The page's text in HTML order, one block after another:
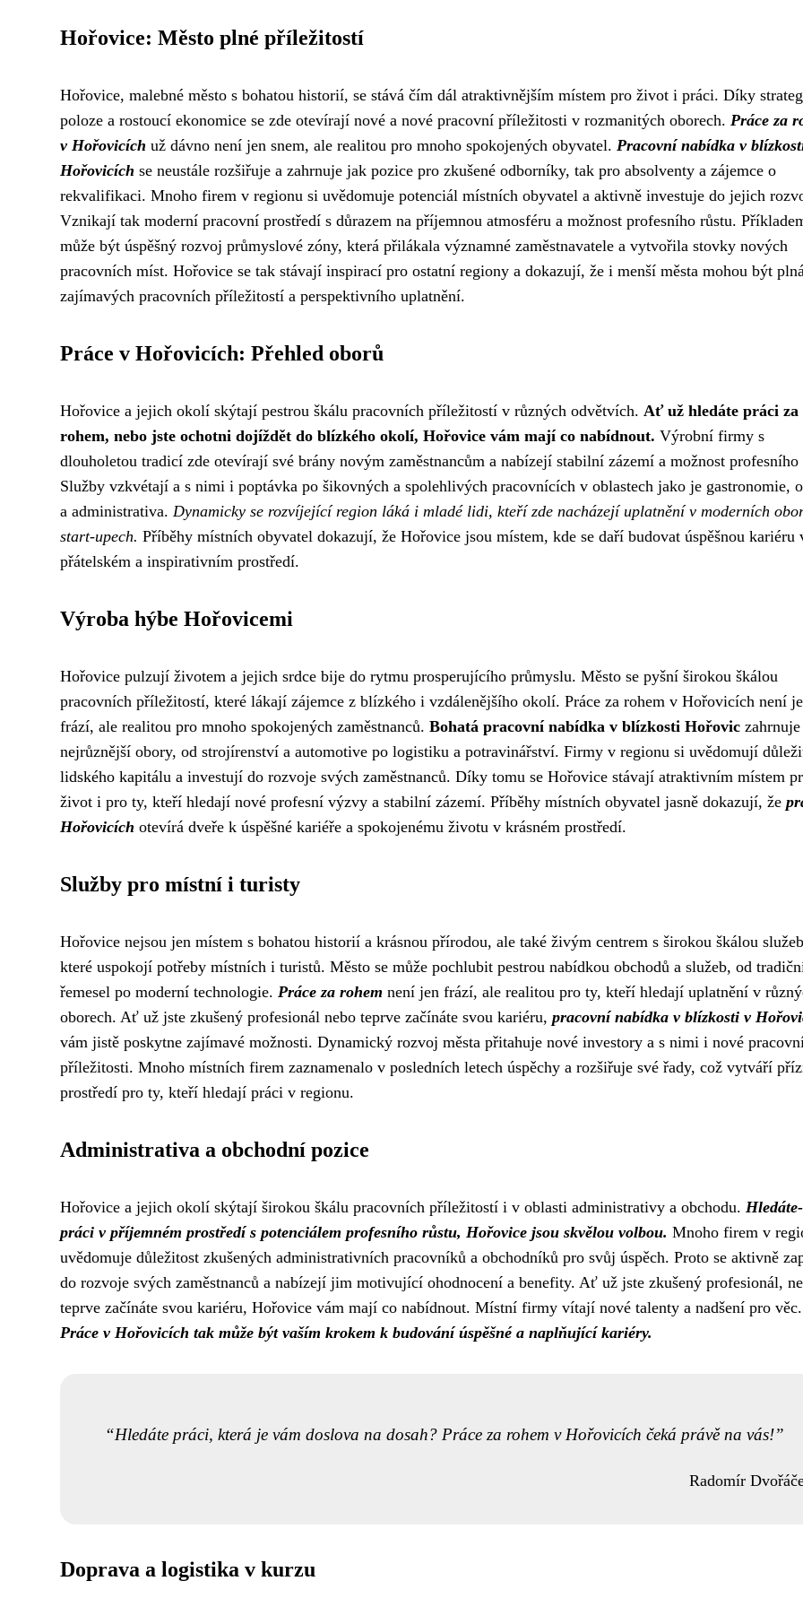
Hořovice: Město plné příležitostí
Hořovice, malebné město s bohatou historií, se stává čím dál atraktivnějším místem pro život i práci. Díky
poloze a rostoucí ekonomice se zde otevírají nové a nové pracovní příležitosti v rozmanitých oborech. Práce za
v Hořovicích už dávno není jen snem, ale realitou pro mnoho spokojených obyvatel. Pracovní nabídka v
Hořovicích se neustále rozšiřuje a zahrnuje jak pozice pro zkušené odborníky, tak pro absolventy a zájemce o
rekvalifikaci. Mnoho firem v regionu si uvědomuje potenciál místních obyvatel a aktivně investuje do jejich
Vznikají tak moderní pracovní prostředí s důrazem na příjemnou atmosféru a možnost profesního růstu.
může být úspěšný rozvoj průmyslové zóny, která přilákala významné zaměstnavatele a vytvořila stovky nových
pracovních míst. Hořovice se tak stávají inspirací pro ostatní regiony a dokazují, že i menší města mohou být plná
zajímavých pracovních příležitostí a perspektivního uplatnění.
Práce v Hořovicích: Přehled oborů
Hořovice a jejich okolí skýtají pestrou škálu pracovních příležitostí v různých odvětvích. Ať už hledáte práci za
rohem, nebo jste ochotni dojíždět do blízkého okolí, Hořovice vám mají co nabídnout. Výrobní firmy s
dlouholetou tradicí zde otevírají své brány novým zaměstnancům a nabízejí stabilní zázemí a možnost profesního
Služby vzkvétají a s nimi i poptávka po šikovných a spolehlivých pracovnících v oblastech jako je gastronomie,
a administrativa. Dynamicky se rozvíjející region láká i mladé lidi, kteří zde nacházejí uplatnění v moderních
start-upech. Příběhy místních obyvatel dokazují, že Hořovice jsou místem, kde se daří budovat úspěšnou kariéru
přátelském a inspirativním prostředí.
Výroba hýbe Hořovicemi
Hořovice pulzují životem a jejich srdce bije do rytmu prosperujícího průmyslu. Město se pyšní širokou škálou
pracovních příležitostí, které lákají zájemce z blízkého i vzdálenějšího okolí. Práce za rohem v Hořovicích není
frází, ale realitou pro mnoho spokojených zaměstnanců. Bohatá pracovní nabídka v blízkosti Hořovic zahrnuje
nejrůznější obory, od strojírenství a automotive po logistiku a potravinářství. Firmy v regionu si uvědomují
lidského kapitálu a investují do rozvoje svých zaměstnanců. Díky tomu se Hořovice stávají atraktivním místem
život i pro ty, kteří hledají nové profesní výzvy a stabilní zázemí. Příběhy místních obyvatel jasně dokazují, že
Hořovicích otevírá dveře k úspěšné kariéře a spokojenému životu v krásném prostředí.
Služby pro místní i turisty
Hořovice nejsou jen místem s bohatou historií a krásnou přírodou, ale také živým centrem s širokou škálou
které uspokojí potřeby místních i turistů. Město se může pochlubit pestrou nabídkou obchodů a služeb, od
řemesel po moderní technologie. Práce za rohem není jen frází, ale realitou pro ty, kteří hledají uplatnění v
oborech. Ať už jste zkušený profesionál nebo teprve začínáte svou kariéru, pracovní nabídka v blízkosti v
vám jistě poskytne zajímavé možnosti. Dynamický rozvoj města přitahuje nové investory a s nimi i nové
příležitosti. Mnoho místních firem zaznamenalo v posledních letech úspěchy a rozšiřuje své řady, což vytváří
prostředí pro ty, kteří hledají práci v regionu.
Administrativa a obchodní pozice
Hořovice a jejich okolí skýtají širokou škálu pracovních příležitostí i v oblasti administrativy a obchodu.
práci v příjemném prostředí s potenciálem profesního růstu, Hořovice jsou skvělou volbou. Mnoho firem v
uvědomuje důležitost zkušených administrativních pracovníků a obchodníků pro svůj úspěch. Proto se aktivně
do rozvoje svých zaměstnanců a nabízejí jim motivující ohodnocení a benefity. Ať už jste zkušený profesionál,
teprve začínáte svou kariéru, Hořovice vám mají co nabídnout. Místní firmy vítají nové talenty a nadšení pro věc.
Práce v Hořovicích tak může být vaším krokem k budování úspěšné a naplňující kariéry.
Hledáte práci, která je vám doslova na dosah? Práce za rohem v Hořovicích čeká právě na vás!
Radomír
Doprava a logistika v kurzu